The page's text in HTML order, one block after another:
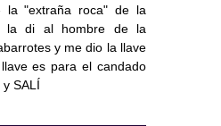
la "extraña roca" de la
la di al hombre de la
y me dio la llave
es para el candado
SALÍ